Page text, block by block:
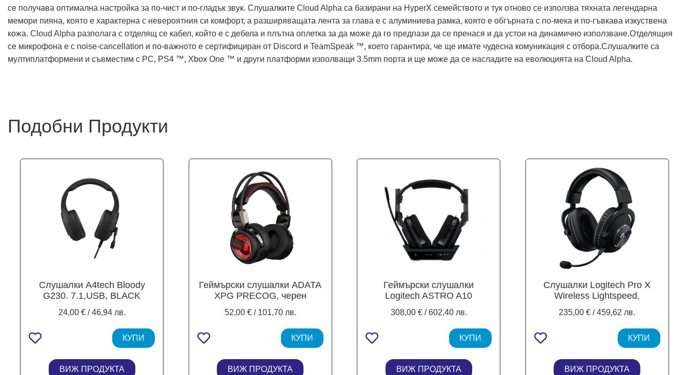
се получава оптимална настройка за по-чист и по-гладък звук. Слушалките Cloud Alpha са базирани на HyperX семейството и тук отново се използва тяхната легендарна
мемори пияна, която е характерна с невероятния си комфорт, а разширяващата лента за глава е с алуминиева рамка, която е обгърната с по-мека и по-гъвкава изкуствена
кожа. Cloud Alpha разполага с отделящ се кабел, който е с дебела и плътна оплетка за да може да го предпази да се пренася и да устои на динамично използване.Отделящия
се микрофона е с noise-cancellation и по-важното е сертифициран от Discord и TeamSpeak ™, което гарантира, че ще имате чудесна комуникация с отбора.Слушалките са
мултиплатформени и съвместим с PC, PS4 ™, Xbox One ™ и други платформи изполващи 3.5mm порта и ще може да се насладите на еволюцията на Cloud Alpha.
Подобни Продукти
Слушалки А4tech Bloody
G230. 7.1,USB, BLACK
24,00 € / 46,94 лв.
КУПИ
ВИЖ ПРОДУКТА
Геймърски слушалки ADATA
XPG PRECOG, черен
52,00 € / 101,70 лв.
КУПИ
ВИЖ ПРОДУКТА
Геймърски слушалки
Logitech ASTRO A10
станция, Bluetooth, черни
308,00 € / 602,40 лв.
КУПИ
ВИЖ ПРОДУКТА
Слушалки Logitech Pro X
Wireless Lightspeed,
микрофон, гейминг, USB,
черен
235,00 € / 459,62 лв.
КУПИ
ВИЖ ПРОДУКТА